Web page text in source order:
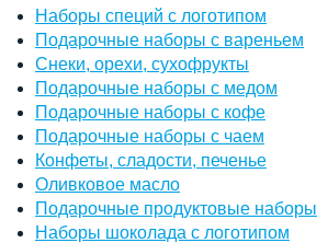
Наборы специй с логотипом
Подарочные наборы с вареньем
Снеки, орехи, сухофрукты
Подарочные наборы с медом
Подарочные наборы с кофе
Подарочные наборы с чаем
Конфеты, сладости, печенье
Оливковое масло
Подарочные продуктовые наборы
Наборы шоколада с логотипом